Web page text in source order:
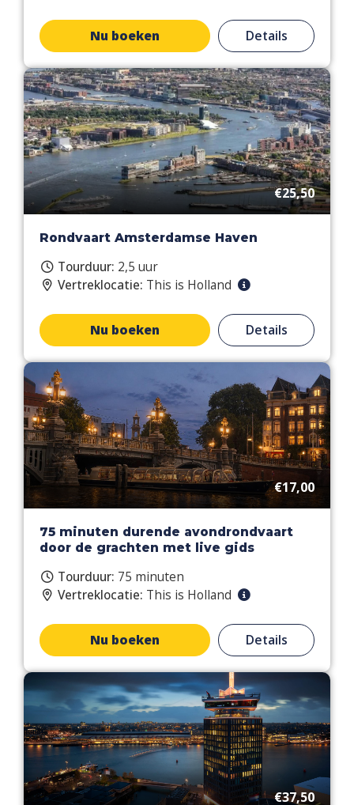
Nu boeken Details
€25,50
Rondvaart Amsterdamse Haven
Tourduur: 2,5 uur
Vertreklocatie: This is Holland
Nu boeken Details
€17,00
75 minuten durende avondrondvaart
door de grachten met live gids
Tourduur: 75 minuten
Vertreklocatie: This is Holland
Nu boeken Details
€37,50